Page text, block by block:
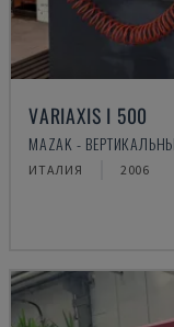
VARIAXIS I 500
MAZAK -
ИТАЛИЯ 2006